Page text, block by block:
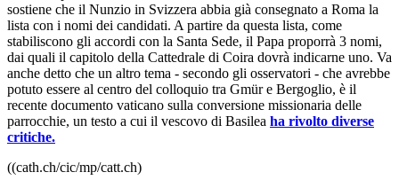
sostiene che il Nunzio in Svizzera abbia già consegnato a Roma la
lista con i nomi dei candidati. A partire da questa lista, come
stabiliscono gli accordi con la Santa Sede, il Papa proporrà 3 nomi,
dai quali il capitolo della Cattedrale di Coira dovrà indicarne uno. Va
anche detto che un altro tema - secondo gli osservatori - che avrebbe
potuto essere al centro del colloquio tra Gmür e Bergoglio, è il
recente documento vaticano sulla conversione missionaria delle
parrocchie, un testo a cui il vescovo di Basilea ha rivolto diverse
critiche.
((cath.ch/cic/mp/catt.ch)